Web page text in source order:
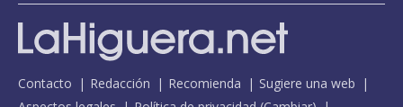
Contacto Redacción Recomienda
Sugiere una web